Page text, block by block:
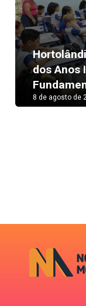
dos Anos
8 de agosto de